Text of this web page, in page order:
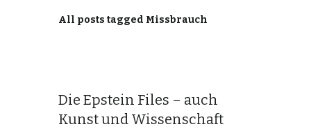
All posts tagged Missbrauch
Die Epstein Files – auch
Kunst und Wissenschaft